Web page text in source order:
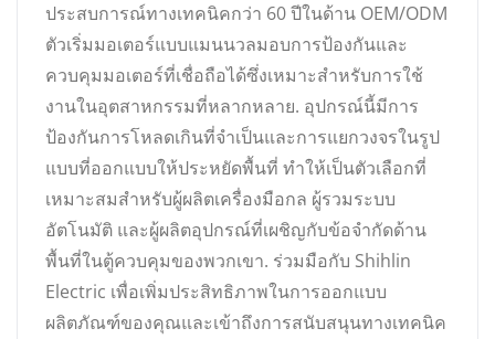
ประสบการณ์ทางเทคนิคกว่า 60 ปีในด้าน OEM/ODM
ตัวเริ่มมอเตอร์แบบแมนนวลมอบการป้องกันและ
ควบคุมมอเตอร์ที่เชื่อถือได้ซึ่งเหมาะสำหรับการใช้
งานในอุตสาหกรรมที่หลากหลาย. อุปกรณ์นี้มีการ
ป้องกันการโหลดเกินที่จำเป็นและการแยกวงจรในรูป
แบบที่ออกแบบให้ประหยัดพื้นที่ ทำให้เป็นตัวเลือกที่
เหมาะสมสำหรับผู้ผลิตเครื่องมือกล ผู้รวมระบบ
อัตโนมัติ และผู้ผลิตอุปกรณ์ที่เผชิญกับข้อจำกัดด้าน
พื้นที่ในตู้ควบคุมของพวกเขา. ร่วมมือกับ Shihlin
Electric เพื่อเพิ่มประสิทธิภาพในการออกแบบ
ผลิตภัณฑ์ของคุณและเข้าถึงการสนับสนุนทางเทคนิค